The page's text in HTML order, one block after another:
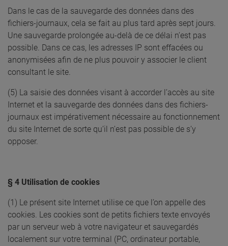
Dans le cas de la sauvegarde des données dans des
fichiers-journaux, cela se fait au plus tard après sept jours.
Une sauvegarde prolongée au-delà de ce délai n’est pas
possible. Dans ce cas, les adresses IP sont effacées ou
anonymisées afin de ne plus pouvoir y associer le client
consultant le site.
(5) La saisie des données visant à accorder l’accès au site
Internet et la sauvegarde des données dans des fichiers-
journaux est impérativement nécessaire au fonctionnement
du site Internet de sorte qu’il n’est pas possible de s’y
opposer.
§ 4 Utilisation de cookies
(1) Le présent site Internet utilise ce que l’on appelle des
cookies. Les cookies sont de petits fichiers texte envoyés
par un serveur web à votre navigateur et sauvegardés
localement sur votre terminal (PC, ordinateur portable,